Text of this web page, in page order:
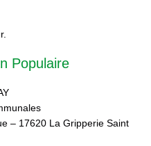
Populaire
– 17620 La Gripperie Saint